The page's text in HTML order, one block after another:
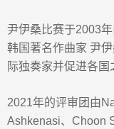
尹伊桑比赛于2003
韩国著名作曲家 尹
际独奏家并促进各国
2021年的评审团由
Ashkenasi、Choon